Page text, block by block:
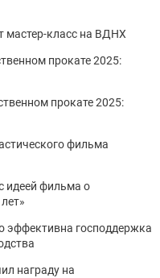
мастер-класс на ВДНХ
прокате 2025:
прокате 2025:
фильма
идеей фильма о
эффективна господдержка
награду на